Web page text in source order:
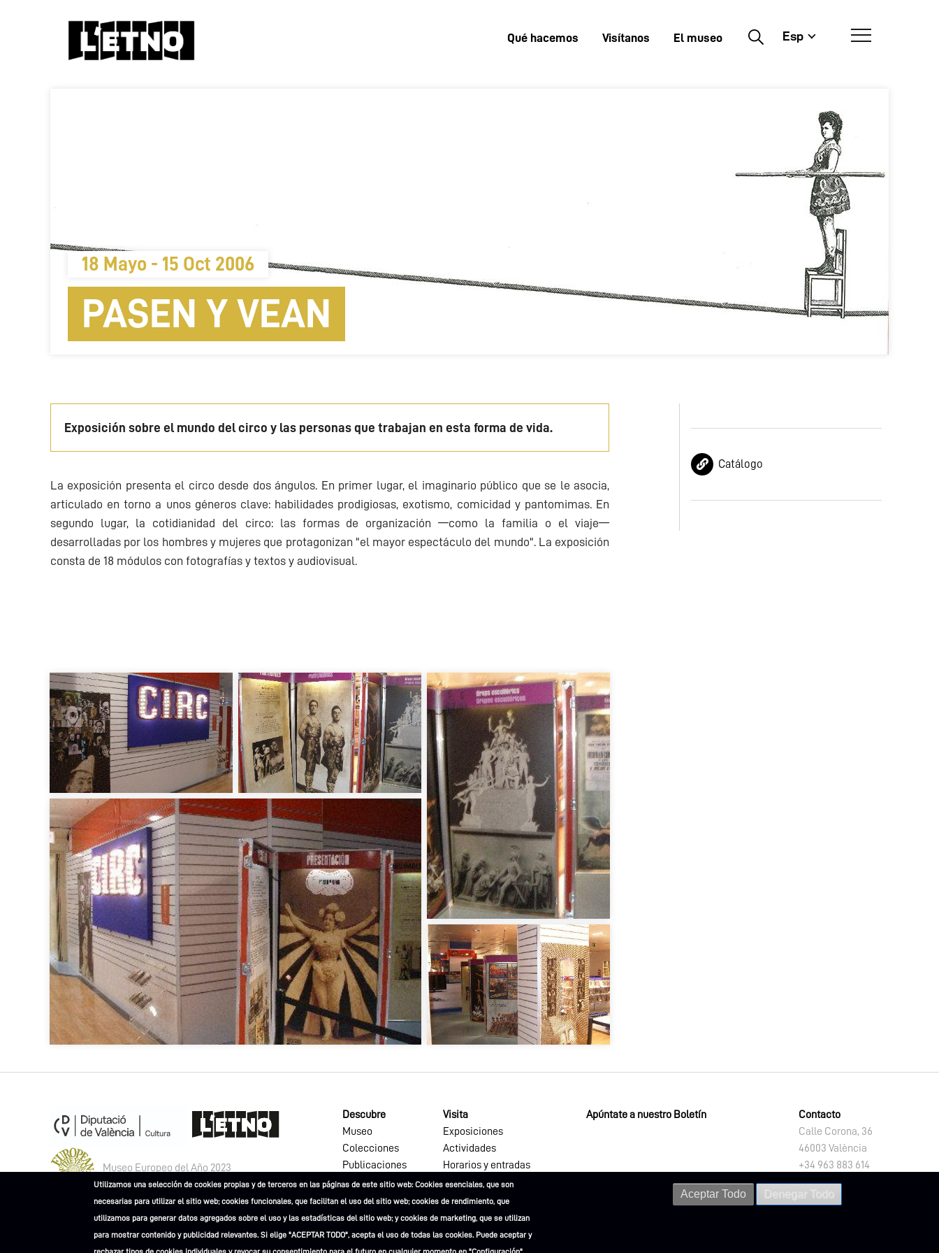
Menú
Qué hacemos Visítanos El museo Buscar Esp
18 Mayo - 15 Oct 2006
PASEN Y VEAN
Exposición sobre el mundo del circo y las personas que trabajan en esta forma de vida.
La exposición presenta el circo desde dos ángulos. En primer lugar, el imaginario público que se le asocia,
articulado en torno a unos géneros clave: habilidades prodigiosas, exotismo, comicidad y pantomimas. En
segundo lugar, la cotidianidad del circo: las formas de organización —como la familia o el viaje—
desarrolladas por los hombres y mujeres que protagonizan "el mayor espectáculo del mundo". La exposición
consta de 18 módulos con fotografías y textos y audiovisual.
Catálogo
Museo Europeo del Año 2023
Descubre
Museo
Colecciones
Publicaciones
Visita
Exposiciones
Actividades
Horarios y entradas
Apúntate a nuestro Boletín
Contacto
Calle Corona, 36
46003 València
+34 963 883 614
letno@dival.es
Utilizamos una selección de cookies propias y de terceros en las páginas de este sitio web: Cookies esenciales, que son
necesarias para utilizar el sitio web; cookies funcionales, que facilitan el uso del sitio web; cookies de rendimiento, que
utilizamos para generar datos agregados sobre el uso y las estadísticas del sitio web; y cookies de marketing, que se utilizan
para mostrar contenido y publicidad relevantes. Si elige "ACEPTAR TODO", acepta el uso de todas las cookies. Puede aceptar y
Aceptar Todo Denegar Todo